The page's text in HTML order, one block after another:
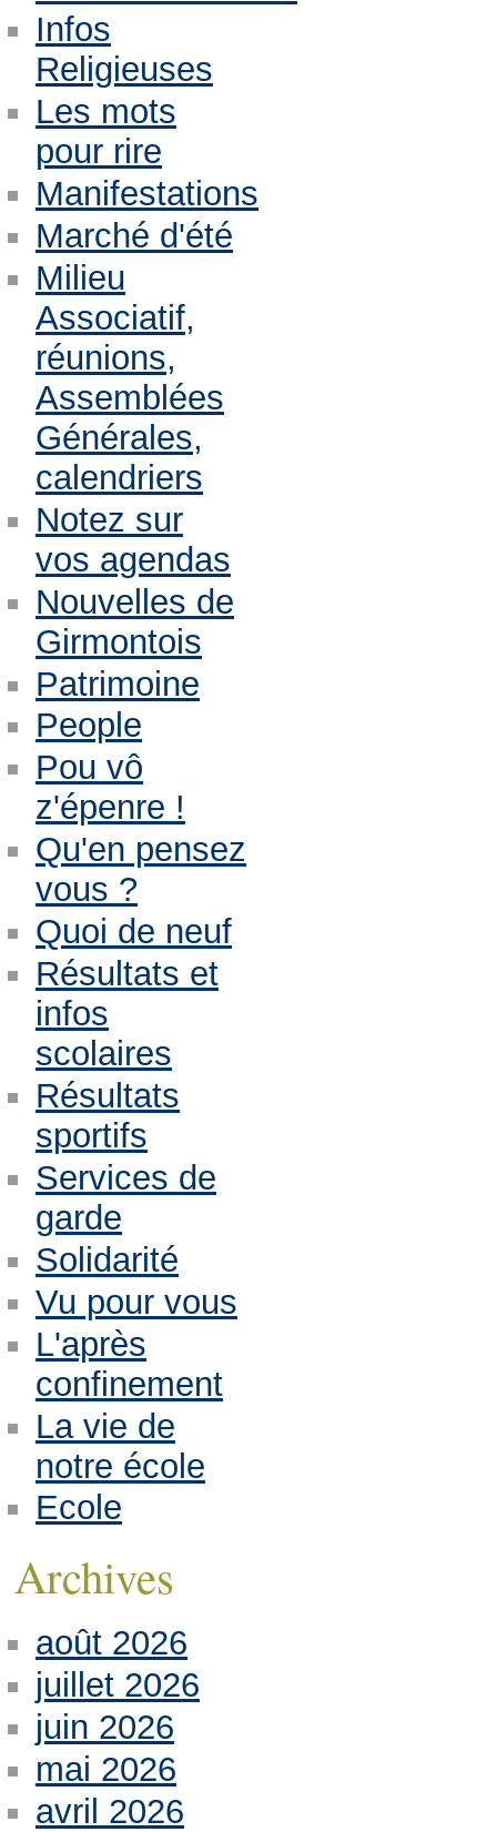
Infos
Religieuses
Les mots
pour rire
Manifestations
Marché d'été
Milieu
Associatif,
réunions,
Assemblées
Générales,
calendriers
Notez sur
vos agendas
Nouvelles de
Girmontois
Patrimoine
People
Pou vô
z'épenre !
Qu'en pensez
vous ?
Quoi de neuf
Résultats et
infos
scolaires
Résultats
sportifs
Services de
garde
Solidarité
Vu pour vous
L'après
confinement
La vie de
notre école
Ecole
Archives
août 2026
juillet 2026
juin 2026
mai 2026
avril 2026